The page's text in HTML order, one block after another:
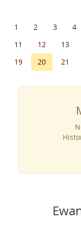
1 2 3 4
11
12 13
19
20 21